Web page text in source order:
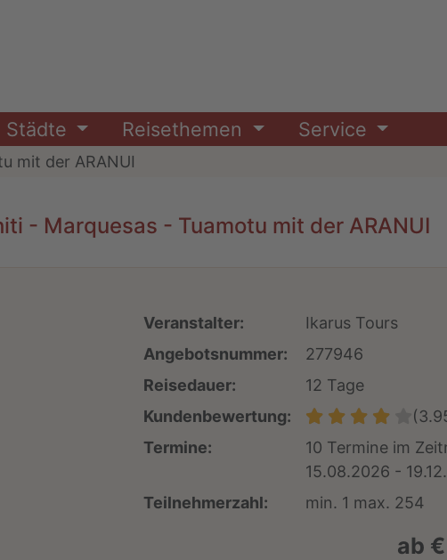
Städte Reisethemen Service
mit der ARANUI
- Marquesas - Tuamotu mit der ARANUI
Veranstalter:
Ikarus Tours
Angebotsnummer:
277946
Reisedauer:
12 Tage
Kundenbewertung:
Termine:
10 Termine im
15.08.2026 -
Teilnehmerzahl:
min. 1 max. 254
ab